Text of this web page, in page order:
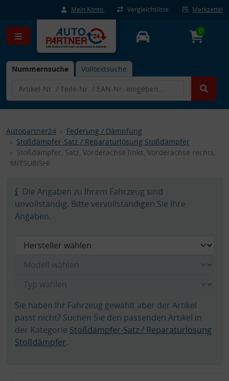
Mein Konto Vergleichsliste Merkzettel
Nummernsuche Volltextsuche
0
Autopartner24
Federung / Dämpfung
Stoßdämpfer-Satz / Reparaturlösung Stoßdämpfer
Stoßdämpfer, Satz, Vorderachse links, Vorderachse rechts,
MITSUBISHI
Die Angaben zu Ihrem Fahrzeug sind
unvollständig. Bitte vervollständigen Sie Ihre
Angaben.
Sie haben Ihr Fahrzeug gewählt aber der Artikel
passt nicht? Suchen Sie den passenden Artikel in
der Kategorie Stoßdämpfer-Satz / Reparaturlösung
Stoßdämpfer.